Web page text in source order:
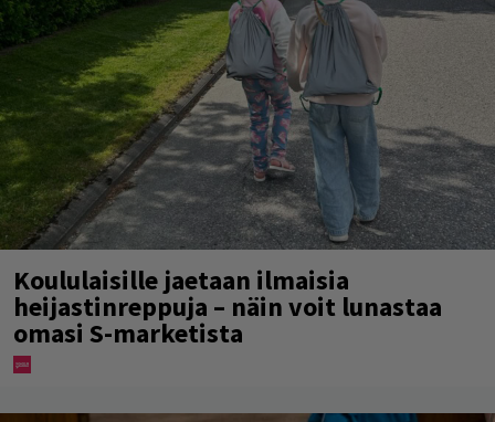
Koululaisille jaetaan ilmaisia
heijastinreppuja – näin voit lunastaa
omasi S-marketista